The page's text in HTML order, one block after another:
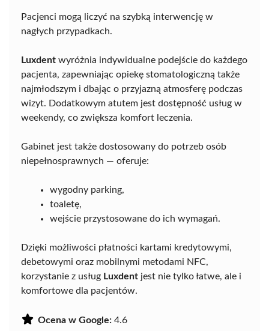
Pacjenci mogą liczyć na szybką interwencję w
nagłych przypadkach.
Luxdent wyróżnia indywidualne podejście do każdego
pacjenta, zapewniając opiekę stomatologiczną także
najmłodszym i dbając o przyjazną atmosferę podczas
wizyt. Dodatkowym atutem jest dostępność usług w
weekendy, co zwiększa komfort leczenia.
Gabinet jest także dostosowany do potrzeb osób
niepełnosprawnych — oferuje:
wygodny parking,
toaletę,
wejście przystosowane do ich wymagań.
Dzięki możliwości płatności kartami kredytowymi,
debetowymi oraz mobilnymi metodami NFC,
korzystanie z usług Luxdent jest nie tylko łatwe, ale i
komfortowe dla pacjentów.
Ocena w Google: 4.6